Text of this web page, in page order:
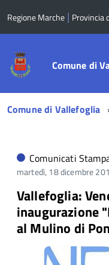
Regione Marche | Provincia
Comune di
Menu
di
Comune di Vallefoglia
Comunicati
martedì, 18 dicembre
Vallefoglia:
inaugurazione
al Mulino di